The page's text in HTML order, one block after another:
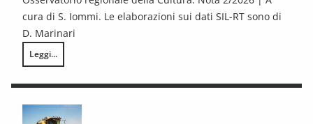
cura di S. Iommi. Le elaborazioni sui dati SIL-RT sono di
D. Marinari
Leggi...
LA CONGIUNTURA DEI SETTORI CULTURALI. Ripresa selettiva e